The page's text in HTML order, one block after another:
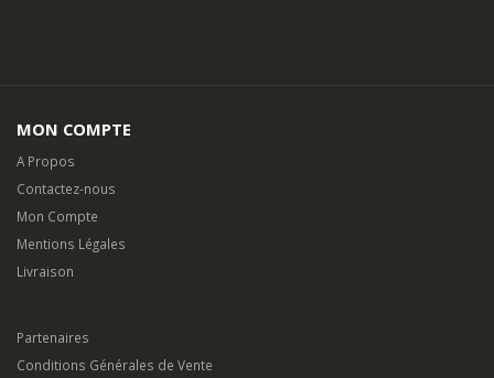
MON COMPTE
A Propos
Contactez-nous
Mon Compte
Mentions Légales
Livraison
Partenaires
Conditions Générales de Vente